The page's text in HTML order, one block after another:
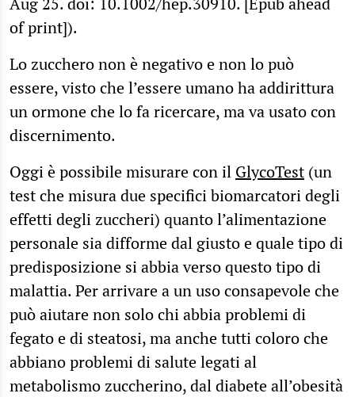
of print]).
Lo zucchero non è negativo e non lo può
essere, visto che l’essere umano ha addirittura
un ormone che lo fa ricercare, ma va usato con
discernimento.
Oggi è possibile misurare con il GlycoTest (un
test che misura due specifici biomarcatori degli
effetti degli zuccheri) quanto l’alimentazione
personale sia difforme dal giusto e quale tipo di
predisposizione si abbia verso questo tipo di
malattia. Per arrivare a un uso consapevole che
può aiutare non solo chi abbia problemi di
fegato e di steatosi, ma anche tutti coloro che
abbiano problemi di salute legati al
metabolismo zuccherino, dal diabete all’obesità